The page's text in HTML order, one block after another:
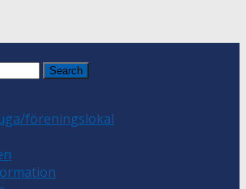
föreningslokal